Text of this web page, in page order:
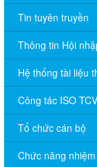
Tin tuyên truyền
Thông tin Hội
Hệ thống tài liệu
Công tác ISO
Tổ chức cán bộ
Chức năng